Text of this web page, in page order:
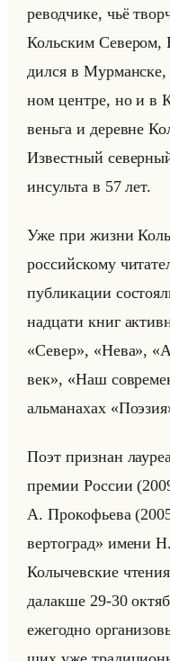
ре­вод­чи­ке, чьё
Кольским
дил­ся в
ном цен­тре, но и в
веньга и де­ревне
Из­вест­ный
ин­сульта в 57 лет.
Уже при жизни
рос­сийско­му
пуб­ли­ка­ции
на­дца­ти книг
«Север», «Нева»,
век», «Наш
альма­на­хах
Поэт при­знан
пре­мии Рос­сии
А. Про­ко­фье­ва
вертоград» имени
Ко­лы­чев­ские
да­лак­ше 29-30
еже­год­но